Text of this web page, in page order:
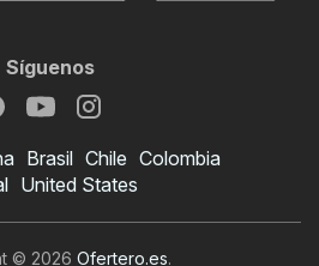
Síguenos
Brasil Chile Colombia
United States
© 2026 Ofertero.es.